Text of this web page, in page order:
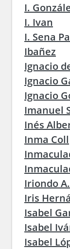
I.
I. Ivan
I. Sena
Ibañez
Ignacio
Ignacio
Ignacio
Imanuel
Inés
Inma Coll
Iriondo A.
Iris
Isabel
Isabel
Isabel